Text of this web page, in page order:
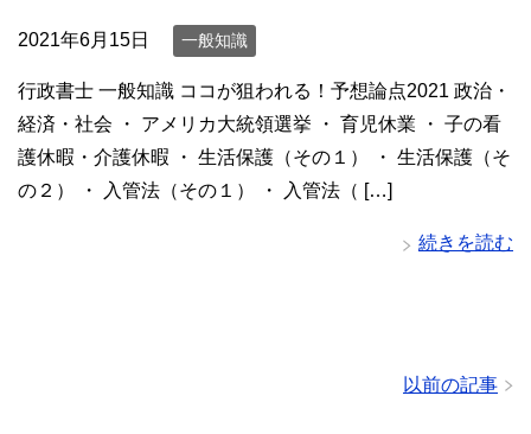
2021年6月15日 一般知識
行政書士 一般知識 ココが狙われる！予想論点2021 政治・
経済・社会 ・ アメリカ大統領選挙 ・ 育児休業 ・ 子の看
護休暇・介護休暇 ・ 生活保護（その１） ・ 生活保護（そ
の２） ・ 入管法（その１） ・ 入管法（ […]
続きを読む
以前の記事